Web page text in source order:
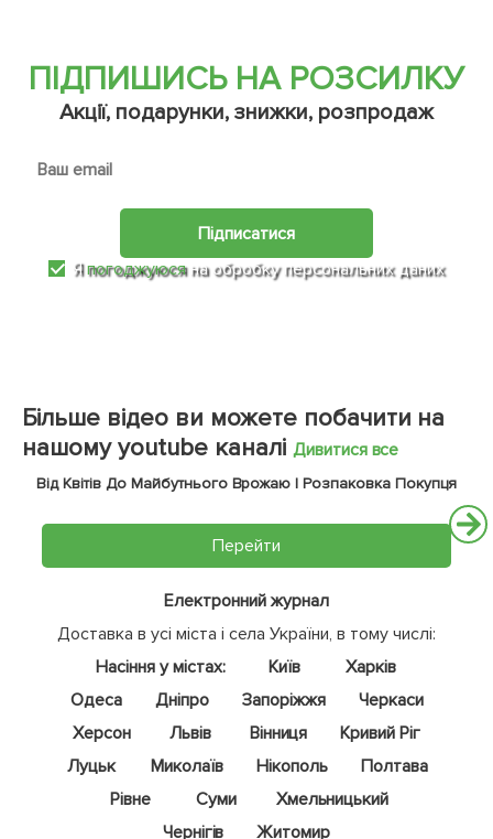
ПІДПИШИСЬ НА РОЗСИЛКУ
Акції, подарунки, знижки, розпродаж
Підписатися
Япогоджуюсяна обробку персональних даних
Більше відео ви можете побачити на
нашому youtube каналі Дивитися все
Від Квітів До Майбутнього Врожаю | Розпаковка Покупця
Перейти
Електронний журнал
Доставка в усі міста і села України, в тому числі:
Насіння у містах:
Київ
Харків
Одеса
Дніпро Запоріжжя
Черкаси
Херсон
Львів Вінниця
Кривий Ріг
Луцьк
Миколаїв Нікополь
Полтава
Рівне
Суми
Хмельницький
Чернігів
Житомир